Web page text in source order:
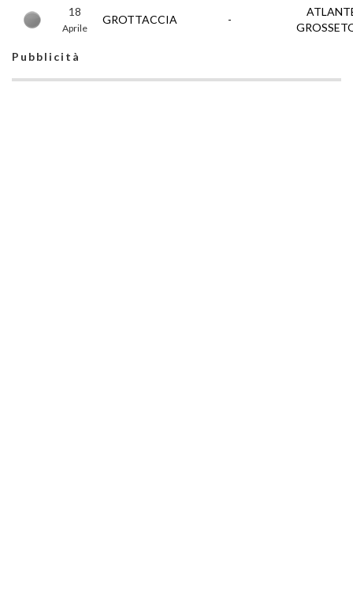
18
Aprile
GROTTACCIA -
Pubblicità